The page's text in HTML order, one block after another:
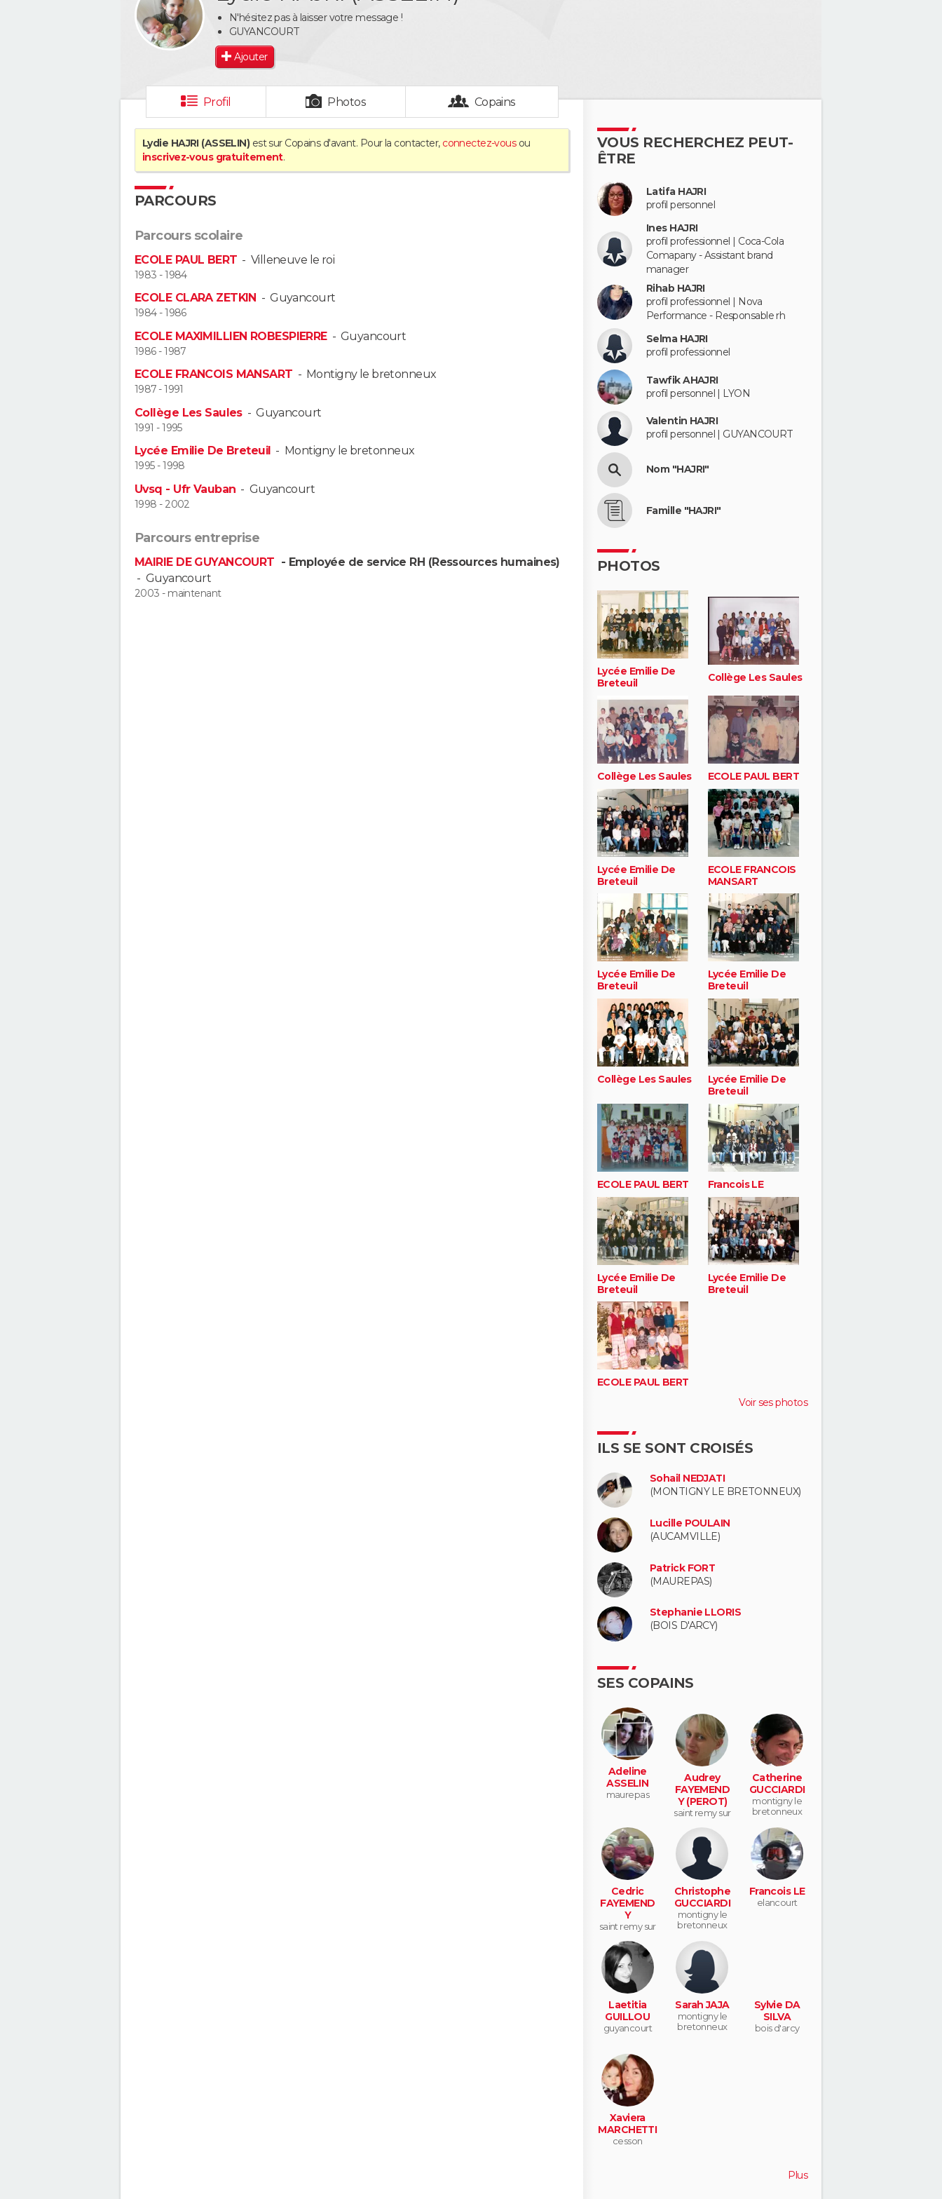
N'hésitez pas à laisser votre message !
GUYANCOURT
Ajouter
Profil Photos Copains
Lydie HAJRI (ASSELIN) est sur Copains d'avant. Pour la contacter, connectez-vousou
inscrivez-vous gratuitement.
PARCOURS
Parcours scolaire
ECOLE PAUL BERT - Villeneuve le roi
1983 - 1984
ECOLE CLARA ZETKIN -Guyancourt
1984 - 1986
ECOLE MAXIMILLIEN ROBESPIERRE- Guyancourt
1986 - 1987
ECOLE FRANCOIS MANSART - Montigny le bretonneux
1987 - 1991
Collège Les Saules-Guyancourt
1991 - 1995
Lycée Emilie De Breteuil - Montigny le bretonneux
1995 - 1998
Uvsq - Ufr Vauban - Guyancourt
1998 - 2002
Parcours entreprise
MAIRIE DE GUYANCOURT - Employée de service RH (Ressources humaines)
- Guyancourt
2003 - maintenant
VOUS RECHERCHEZ PEUT-
ÊTRE
Latifa HAJRI
profil personnel
Ines HAJRI
profil professionnel | Coca-Cola
Comapany - Assistant brand
manager
Rihab HAJRI
profil professionnel | Nova
Performance - Responsable rh
Selma HAJRI
profil professionnel
Tawfik AHAJRI
profil personnel | LYON
Valentin HAJRI
profil personnel | GUYANCOURT
Nom "HAJRI"
Famille "HAJRI"
PHOTOS
Lycée Emilie De
Breteuil
Collège Les Saules
Collège Les Saules ECOLE PAUL BERT
Lycée Emilie De
Breteuil
ECOLE FRANCOIS
MANSART
Lycée Emilie De
Breteuil
Lycée Emilie De
Breteuil
Collège Les Saules
Lycée Emilie De
Breteuil
ECOLE PAUL BERT Francois LE
Lycée Emilie De
Breteuil
Lycée Emilie De
Breteuil
ECOLE PAUL BERT
Voir ses photos
ILS SE SONT CROISÉS
Sohail NEDJATI
(MONTIGNY LE BRETONNEUX)
Lucille POULAIN
(AUCAMVILLE)
Patrick FORT
(MAUREPAS)
Stephanie LLORIS
(BOIS D'ARCY)
SES COPAINS
Adeline
ASSELIN
maurepas
Audrey
FAYEMEND
Y (PEROT)
saint remy sur
Catherine
GUCCIARDI
montigny le
bretonneux
Cedric
FAYEMEND
Y
saint remy sur
Christophe
GUCCIARDI
montigny le
bretonneux
Francois LE
elancourt
Laetitia
GUILLOU
guyancourt
Sarah JAJA
montigny le
bretonneux
Sylvie DA
SILVA
bois d'arcy
Xaviera
MARCHETTI
cesson
Plus